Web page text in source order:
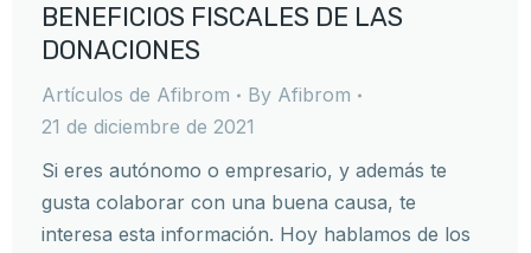
BENEFICIOS FISCALES DE LAS
DONACIONES
Artículos de Afibrom By Afibrom
21 de diciembre de 2021
Si eres autónomo o empresario, y además te
gusta colaborar con una buena causa, te
interesa esta información. Hoy hablamos de los